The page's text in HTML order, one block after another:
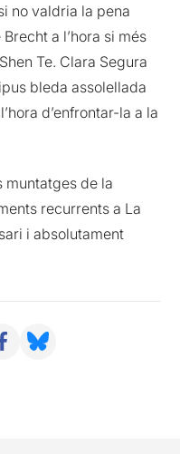
no valdria la pena
a l’hora si més
Te. Clara Segura
bleda assolellada
d’enfrontar-la a la
muntatges de la
recurrents a La
i absolutament